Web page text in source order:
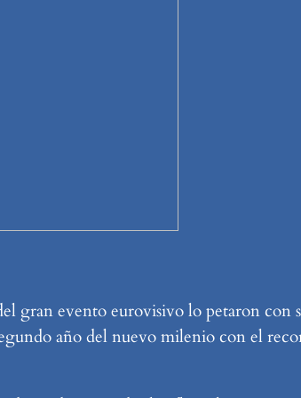
gran evento eurovisivo lo petaron con
año del nuevo milenio con el